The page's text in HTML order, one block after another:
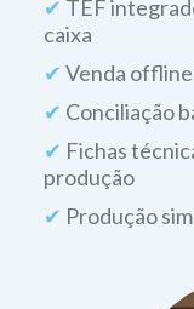
✔Venda offline
✔ Conciliação
✔ Fichas
✔Produção